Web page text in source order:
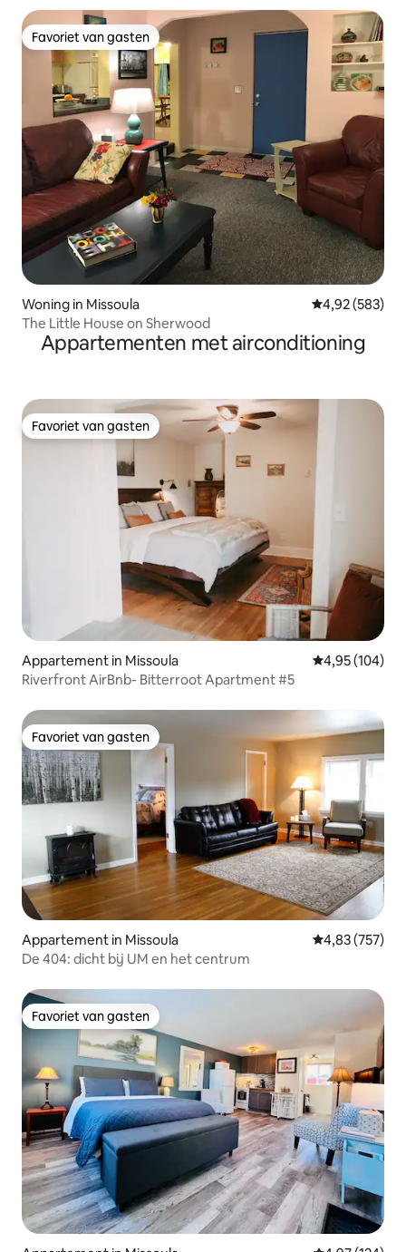
Favoriet van gasten
Favoriet van gasten
Woning in Missoula Gemiddelde
4,92 (583)
The Little House on Sherwood
Appartementen met airconditioning
Favoriet van gasten
Favoriet van gasten
Appartement in Missoula Gemiddelde
4,95 (104)
Riverfront AirBnb- Bitterroot Apartment #5
Favoriet van gasten
Favoriet van gasten
Appartement in Missoula Gemiddelde
4,83 (757)
De 404: dicht bij UM en het centrum
Favoriet van gasten
Favoriet van gasten